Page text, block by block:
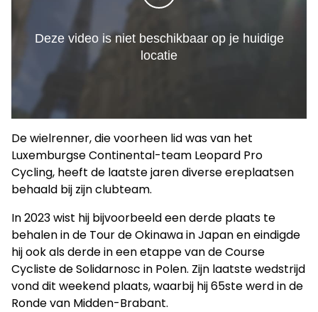
De wielrenner, die voorheen lid was van het
Luxemburgse Continental-team Leopard Pro
Cycling, heeft de laatste jaren diverse ereplaatsen
behaald bij zijn clubteam.
In 2023 wist hij bijvoorbeeld een derde plaats te
behalen in de Tour de Okinawa in Japan en eindigde
hij ook als derde in een etappe van de Course
Cycliste de Solidarnosc in Polen. Zijn laatste wedstrijd
vond dit weekend plaats, waarbij hij 65ste werd in de
Ronde van Midden-Brabant.